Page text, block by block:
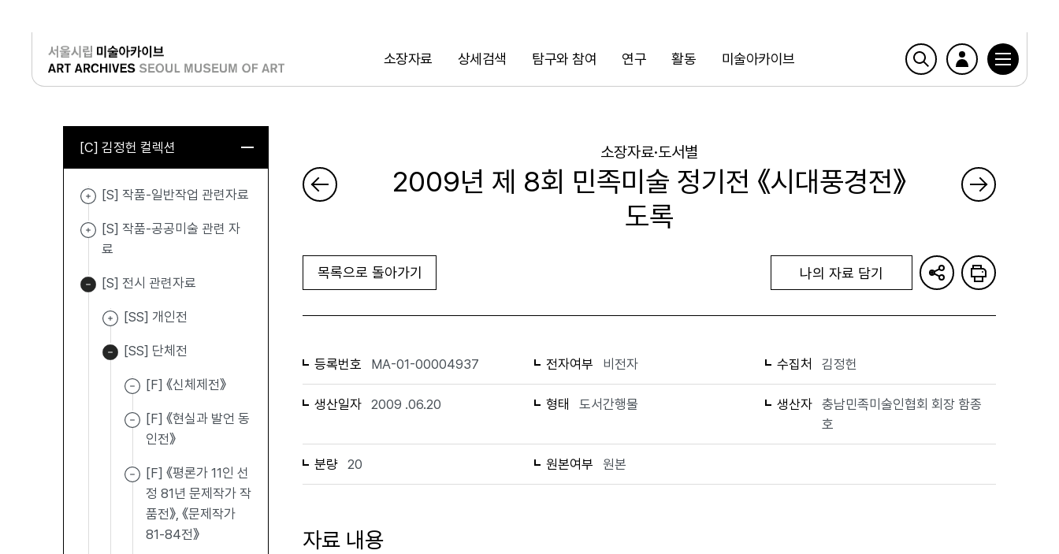
소장자료 상세검색 탐구와 참여 연구 활동 미술아카이브
검색
로그인
[C] 김정헌 컬렉션
[S] 작품-일반작업 관련자료
[S] 작품-공공미술 관련 자
료
[S] 전시 관련자료
[SS] 개인전
[SS] 단체전
[F] 《신체제전》
[F] 《현실과 발언 동
인전》
[F] 《평론가 11인 선
정 81년 문제작가 작
품전》, 《문제작가
81-84전》
소장자료·도서별
2009년 제 8회 민족미술 정기전 《시대풍경전》
도록
목록으로 돌아가기 나의 자료 담기
등록번호 MA-01-00004937 전자여부 비전자 수집처 김정헌
생산일자 2009 .06.20 형태 도서간행물 생산자
충남민족미술인협회 회장 함종
호
분량 20 원본여부 원본
자료 내용